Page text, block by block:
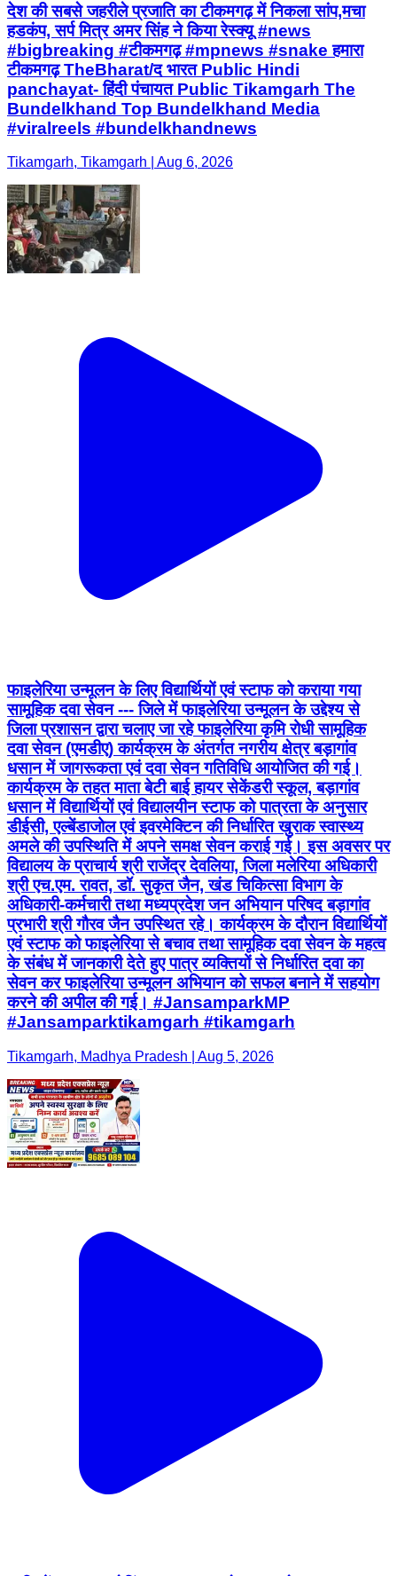
देश की सबसे जहरीले प्रजाति का टीकमगढ़ में निकला सांप,मचा
हडकंप, सर्प मित्र अमर सिंह ने किया रेस्क्यू #news
#bigbreaking #टीकमगढ़ #mpnews #snake हमारा
टीकमगढ़ TheBharat/द भारत Public Hindi
panchayat- हिंदी पंचायत Public Tikamgarh The
Bundelkhand Top Bundelkhand Media
#viralreels #bundelkhandnews
Tikamgarh, Tikamgarh | Aug 6, 2026
फाइलेरिया उन्मूलन के लिए विद्यार्थियों एवं स्टाफ को कराया गया
सामूहिक दवा सेवन --- जिले में फाइलेरिया उन्मूलन के उद्देश्य से
जिला प्रशासन द्वारा चलाए जा रहे फाइलेरिया कृमि रोधी सामूहिक
दवा सेवन (एमडीए) कार्यक्रम के अंतर्गत नगरीय क्षेत्र बड़ागांव
धसान में जागरूकता एवं दवा सेवन गतिविधि आयोजित की गई।
कार्यक्रम के तहत माता बेटी बाई हायर सेकेंडरी स्कूल, बड़ागांव
धसान में विद्यार्थियों एवं विद्यालयीन स्टाफ को पात्रता के अनुसार
डीईसी, एल्बेंडाजोल एवं इवरमेक्टिन की निर्धारित खुराक स्वास्थ्य
अमले की उपस्थिति में अपने समक्ष सेवन कराई गई। इस अवसर पर
विद्यालय के प्राचार्य श्री राजेंद्र देवलिया, जिला मलेरिया अधिकारी
श्री एच.एम. रावत, डॉ. सुकृत जैन, खंड चिकित्सा विभाग के
अधिकारी-कर्मचारी तथा मध्यप्रदेश जन अभियान परिषद बड़ागांव
प्रभारी श्री गौरव जैन उपस्थित रहे। कार्यक्रम के दौरान विद्यार्थियों
एवं स्टाफ को फाइलेरिया से बचाव तथा सामूहिक दवा सेवन के महत्व
के संबंध में जानकारी देते हुए पात्र व्यक्तियों से निर्धारित दवा का
सेवन कर फाइलेरिया उन्मूलन अभियान को सफल बनाने में सहयोग
करने की अपील की गई। #JansamparkMP
#Jansamparktikamgarh #tikamgarh
Tikamgarh, Madhya Pradesh | Aug 5, 2026